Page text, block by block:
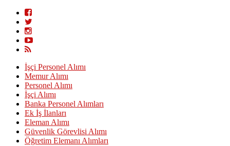
İşçi Personel Alımı
Memur Alımı
Personel Alımı
İşçi Alımı
Banka Personel Alımları
Ek İş İlanları
Eleman Alımı
Güvenlik Görevlisi Alımı
Öğretim Elemanı Alımları